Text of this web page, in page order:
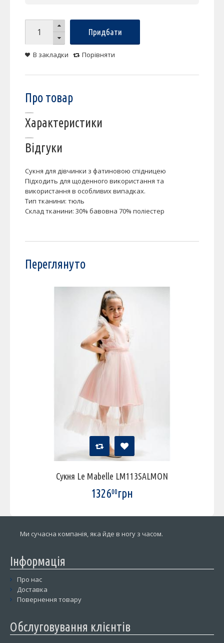
Придбати
В закладки Порівняти
Про товар
Характеристики
Відгуки
Сукня для дівчинки з фатиновою спідницею
Підходить для щоденного використання та
використання в особливих випадках.
Тип тканини: тюль
Склад тканини: 30% бавовна 70% поліестер
Переглянуто
Сукня Le Mabelle LM113SALMON
132600грн
Ми сучасна компанія, яка йде в ногу з часом.
Інформація
Про нас
Доставка
Повернення товару
Обслуговування клієнтів